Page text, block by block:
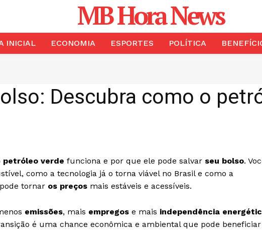
MB Hora News
INICIAL ECONOMIA ESPORTES POLÍTICA
Descubra como o
petróleo verde funciona e por que ele pode salvar seu bolso.
como a tecnologia já o torna viável no Brasil e como a
pode tornar os preços mais estáveis e acessíveis.
emissões, mais empregos e mais independência
é uma chance econômica e ambiental que pode beneficiar